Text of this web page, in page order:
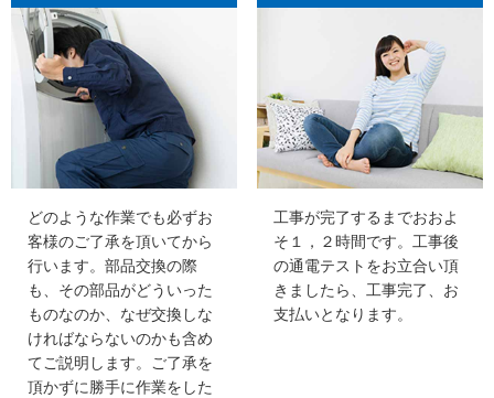
どのような作業でも必ずお
客様のご了承を頂いてから
行います。部品交換の際
も、その部品がどういった
ものなのか、なぜ交換しな
ければならないのかも含め
てご説明します。ご了承を
頂かずに勝手に作業をした
工事が完了するまでおおよ
そ１，２時間です。工事後
の通電テストをお立合い頂
きましたら、工事完了、お
支払いとなります。